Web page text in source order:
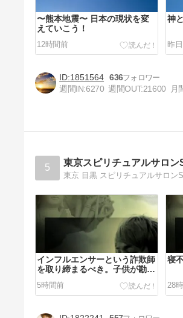
〜熊本地震〜 日本の現状を変
えていこう！
12時間前
神
昨日
1851564 636
週間IN:6270 週間OUT:21600 月
5 東京スピリチュアルサロ
東京 目黒 スピリチュアルサロン
インフルエンサーという詐欺師
を取り締まるべき。子供が勘違
5時間前
寝
28